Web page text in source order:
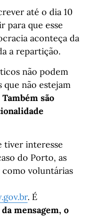
até o dia 10
para que esse
aconteça da
a repartição.
não podem
que não estejam
Também são
tiver interesse
do Porto, as
como voluntárias
. É
mensagem, o